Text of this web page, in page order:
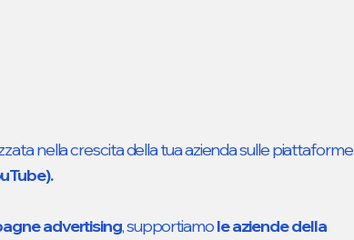
nella crescita della tua azienda sulle piattaforme
advertising, supportiamole aziende della